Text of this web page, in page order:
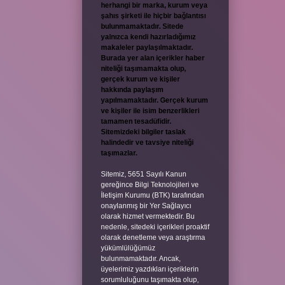
herhangi bir marka, kurum veya
şahıs şirketi ile hiçbir bağlantısı
bulunmamaktadır. Sitede
yalnızca kendi hazırladığımız
makaleler paylaşılmaktadır.
Burada yer alan içerikler haber
niteliği taşımamakta olup,
gerçek kurum ve kişiler
hakkında paylaşım
yapılmamaktadır. Gerçek kurum
ve kişiler ile isim benzerlikleri
tamamen tesadüfidir.
Sitemizdeki bilgiler taslak
halindedir ve tavsiye niteliği
taşımazlar.
Sitemiz, 5651 Sayılı Kanun
gereğince Bilgi Teknolojileri ve
İletişim Kurumu (BTK) tarafından
onaylanmış bir Yer Sağlayıcı
olarak hizmet vermektedir. Bu
nedenle, sitedeki içerikleri proaktif
olarak denetleme veya araştırma
yükümlülüğümüz
bulunmamaktadır. Ancak,
üyelerimiz yazdıkları içeriklerin
sorumluluğunu taşımakta olup,